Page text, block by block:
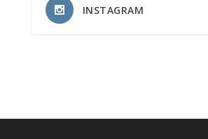
INSTAGRAM